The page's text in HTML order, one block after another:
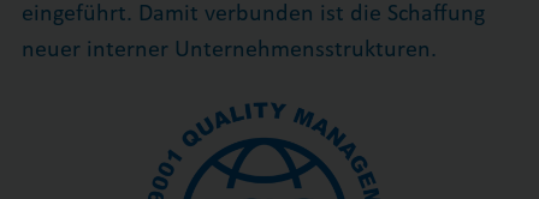
eingeführt. Damit verbunden ist die Schaffung
neuer interner Unternehmensstrukturen.